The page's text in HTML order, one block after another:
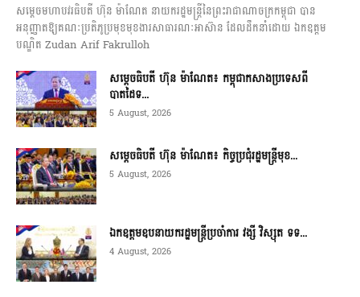
សម្តេចមហាបវរធិបតី ហ៊ុន ម៉ាណែត នាយករដ្ឋមន្ត្រីនៃព្រះរាជាណាចក្រកម្ពុជា បាន
អនុញ្ញាតឱ្យគណៈប្រតិភូប្រមុខមុខងារសាធារណៈអាស៊ាន ដែលដឹកនាំដោយ ឯកឧត្តម
បណ្ឌិត Zudan Arif Fakrulloh
សម្ដេចធិបតី ហ៊ុន ម៉ាណែត៖ កម្ពុជាកសាងប្រទេសពី
បាតដៃទ...
5 August, 2026
សម្ដេចធិបតី ហ៊ុន ម៉ាណែត៖ កិច្ចប្រជុំរដ្ឋមន្ត្រីមុខ...
5 August, 2026
ឯកឧត្តមឧបនាយករដ្ឋមន្ត្រីប្រចាំការ វង្សី វិស្សុត ទទ...
4 August, 2026